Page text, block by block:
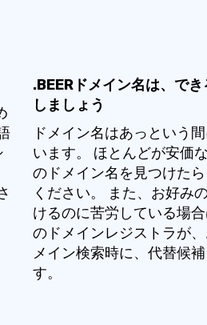
.BEERドメイン名は、で
しましょう
ドメイン名はあっという
います。 ほとんどが安価
のドメイン名を見つけた
ください。 また、お好み
けるのに苦労している場
のドメインレジストラが
メイン検索時に、代替候
す。